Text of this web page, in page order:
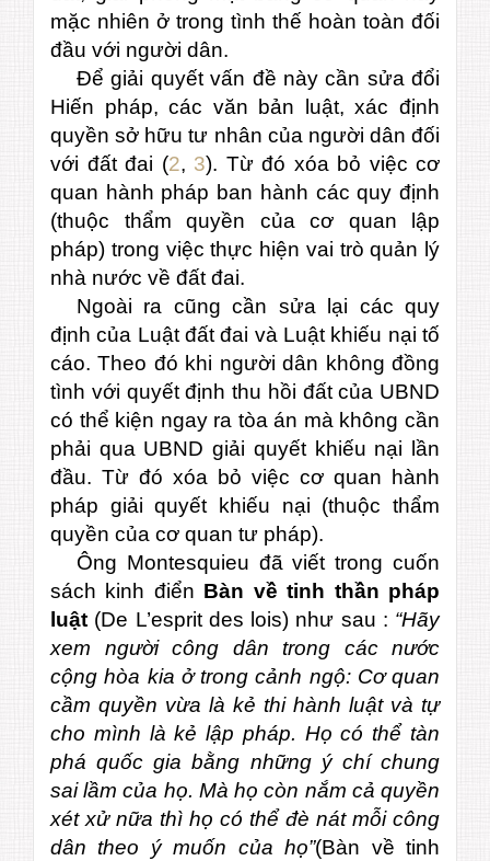
mặc nhiên ở trong tình thế hoàn toàn đối
đầu với người dân.
Để giải quyết vấn đề này cần sửa đổi
Hiến pháp, các văn bản luật, xác định
quyền sở hữu tư nhân của người dân đối
với đất đai (2, 3). Từ đó xóa bỏ việc cơ
quan hành pháp ban hành các quy định
(thuộc thẩm quyền của cơ quan lập
pháp) trong việc thực hiện vai trò quản lý
nhà nước về đất đai.
Ngoài ra cũng cần sửa lại các quy
định của Luật đất đai và Luật khiếu nại tố
cáo. Theo đó khi người dân không đồng
tình với quyết định thu hồi đất của UBND
có thể kiện ngay ra tòa án mà không cần
phải qua UBND giải quyết khiếu nại lần
đầu. Từ đó xóa bỏ việc cơ quan hành
pháp giải quyết khiếu nại (thuộc thẩm
quyền của cơ quan tư pháp).
Ông Montesquieu đã viết trong cuốn
sách kinh điển Bàn về tinh thần pháp
luật (De L’esprit des lois) như sau : “Hãy
xem người công dân trong các nước
cộng hòa kia ở trong cảnh ngộ: Cơ quan
cầm quyền vừa là kẻ thi hành luật và tự
cho mình là kẻ lập pháp. Họ có thể tàn
phá quốc gia bằng những ý chí chung
sai lầm của họ. Mà họ còn nắm cả quyền
xét xử nữa thì họ có thể đè nát mỗi công
dân theo ý muốn của họ”(Bàn về tinh